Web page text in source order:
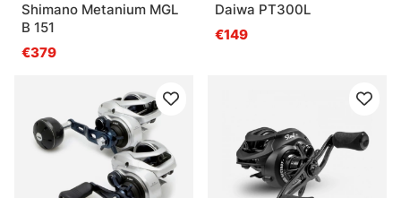
Shimano Metanium MGL
B 151
€379
Daiwa PT300L
€149